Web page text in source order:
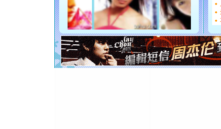
都要快乐
[圣诞节]
如意,快
[元旦]看
断电。爱
你是我专
[元旦]如